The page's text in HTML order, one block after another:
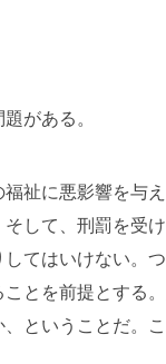
がある。
祉に悪影響を与
して、刑罰を受
てはいけない。
とを前提とする
ということだ。